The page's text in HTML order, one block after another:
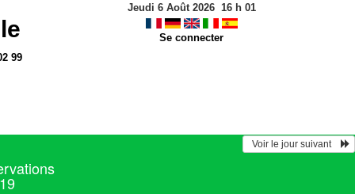
99
Jeudi 6 Août 2026 16h 01
Se connecter
  Voir le jour suivant